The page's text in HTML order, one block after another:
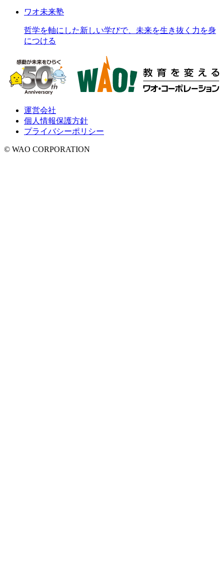
ワオ未来塾
哲学を軸にした新しい学びで、未来を生き抜く力を身
につける
運営会社
個人情報保護方針
プライバシーポリシー
© WAO CORPORATION